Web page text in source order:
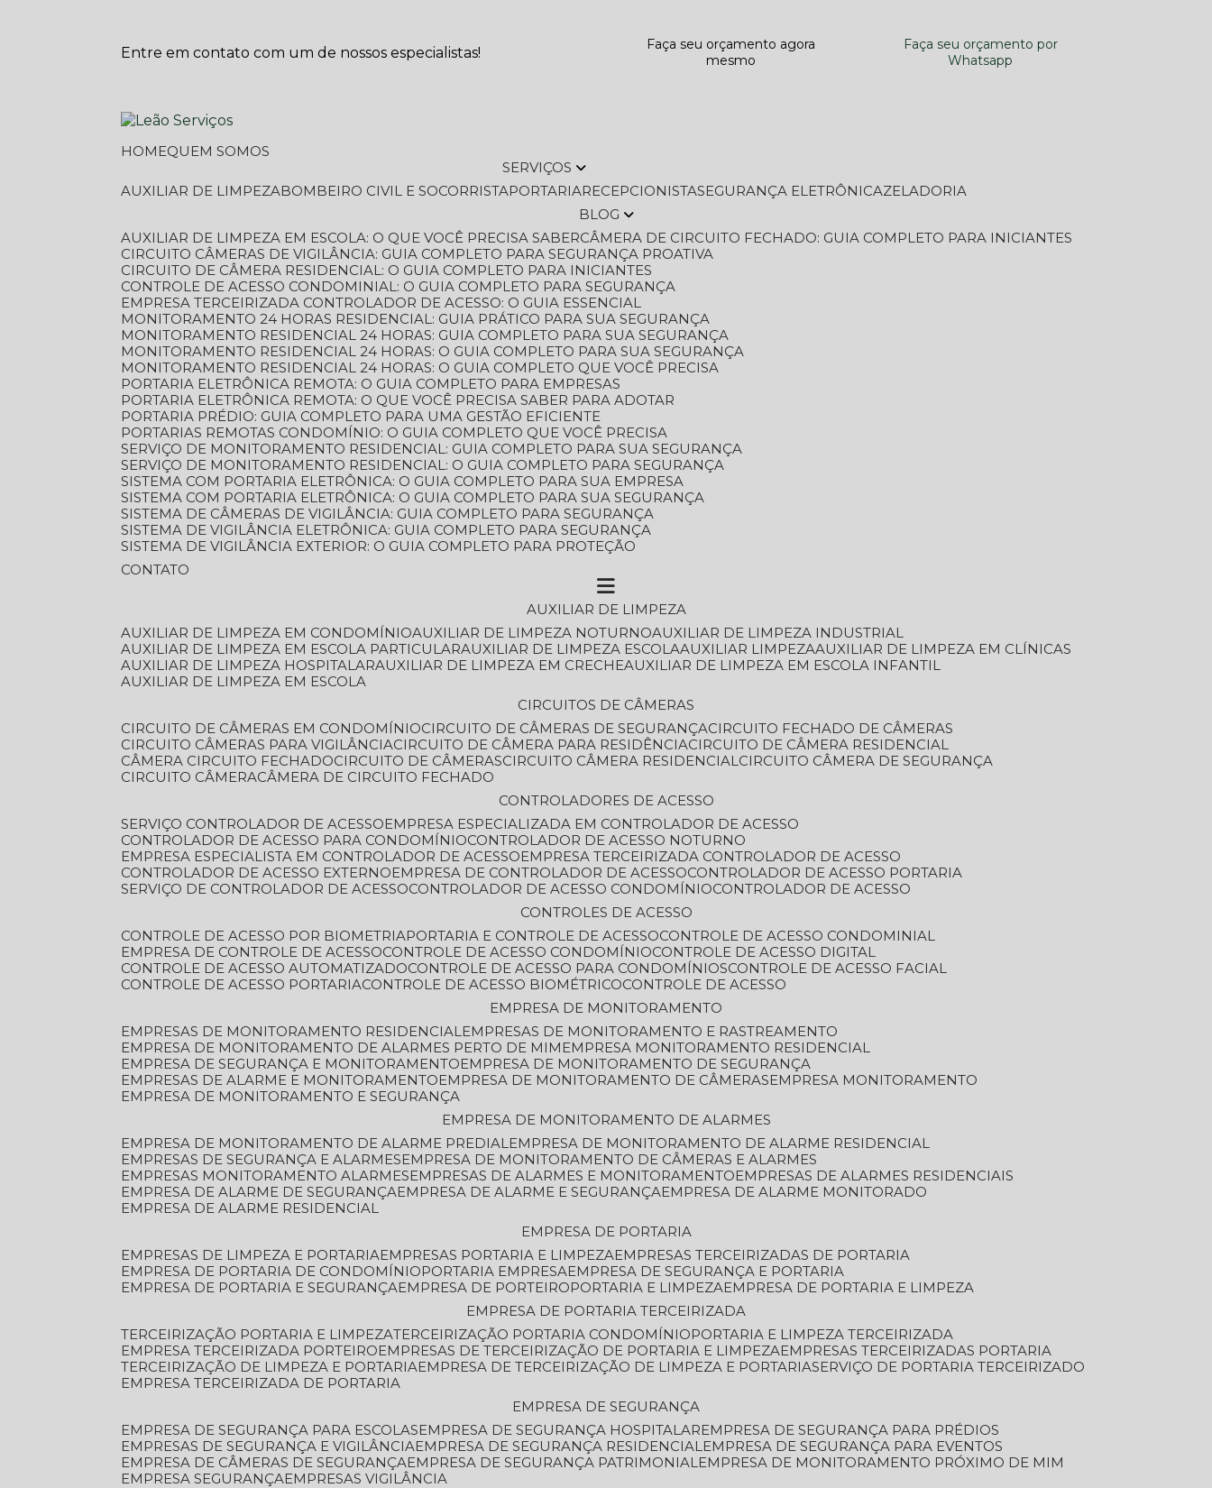
Entre em contato com um de nossos especialistas!
Faça seu orçamento agora
mesmo
Faça seu orçamento por
Whatsapp
HOME
QUEM SOMOS
SERVIÇOS
AUXILIAR DE LIMPEZA
BOMBEIRO CIVIL E SOCORRISTA PORTARIA RECEPCIONISTA SEGURANÇA ELETRÔNICA
ZELADORIA
BLOG
AUXILIAR DE LIMPEZA EM ESCOLA: O QUE VOCÊ PRECISA SABER
CÂMERA DE CIRCUITO FECHADO: GUIA COMPLETO PARA INICIANTES
CIRCUITO CÂMERAS DE VIGILÂNCIA: GUIA COMPLETO PARA SEGURANÇA PROATIVA
CIRCUITO DE CÂMERA RESIDENCIAL: O GUIA COMPLETO PARA INICIANTES
CONTROLE DE ACESSO CONDOMINIAL: O GUIA COMPLETO PARA SEGURANÇA
EMPRESA TERCEIRIZADA CONTROLADOR DE ACESSO: O GUIA ESSENCIAL
MONITORAMENTO 24 HORAS RESIDENCIAL: GUIA PRÁTICO PARA SUA SEGURANÇA
MONITORAMENTO RESIDENCIAL 24 HORAS: GUIA COMPLETO PARA SUA SEGURANÇA
MONITORAMENTO RESIDENCIAL 24 HORAS: O GUIA COMPLETO PARA SUA SEGURANÇA
MONITORAMENTO RESIDENCIAL 24 HORAS: O GUIA COMPLETO QUE VOCÊ PRECISA
PORTARIA ELETRÔNICA REMOTA: O GUIA COMPLETO PARA EMPRESAS
PORTARIA ELETRÔNICA REMOTA: O QUE VOCÊ PRECISA SABER PARA ADOTAR
PORTARIA PRÉDIO: GUIA COMPLETO PARA UMA GESTÃO EFICIENTE
PORTARIAS REMOTAS CONDOMÍNIO: O GUIA COMPLETO QUE VOCÊ PRECISA
SERVIÇO DE MONITORAMENTO RESIDENCIAL: GUIA COMPLETO PARA SUA SEGURANÇA
SERVIÇO DE MONITORAMENTO RESIDENCIAL: O GUIA COMPLETO PARA SEGURANÇA
SISTEMA COM PORTARIA ELETRÔNICA: O GUIA COMPLETO PARA SUA EMPRESA
SISTEMA COM PORTARIA ELETRÔNICA: O GUIA COMPLETO PARA SUA SEGURANÇA
SISTEMA DE CÂMERAS DE VIGILÂNCIA: GUIA COMPLETO PARA SEGURANÇA
SISTEMA DE VIGILÂNCIA ELETRÔNICA: GUIA COMPLETO PARA SEGURANÇA
SISTEMA DE VIGILÂNCIA EXTERIOR: O GUIA COMPLETO PARA PROTEÇÃO
CONTATO
AUXILIAR DE LIMPEZA
AUXILIAR DE LIMPEZA EM CONDOMÍNIO
AUXILIAR DE LIMPEZA NOTURNO
AUXILIAR DE LIMPEZA INDUSTRIAL
AUXILIAR DE LIMPEZA EM ESCOLA PARTICULAR
AUXILIAR DE LIMPEZA ESCOLA AUXILIAR LIMPEZA
AUXILIAR DE LIMPEZA EM CLÍNICAS
AUXILIAR DE LIMPEZA HOSPITALAR
AUXILIAR DE LIMPEZA EM CRECHE
AUXILIAR DE LIMPEZA EM ESCOLA INFANTIL
AUXILIAR DE LIMPEZA EM ESCOLA
CIRCUITOS DE CÂMERAS
CIRCUITO DE CÂMERAS EM CONDOMÍNIO
CIRCUITO DE CÂMERAS DE SEGURANÇA
CIRCUITO FECHADO DE CÂMERAS
CIRCUITO CÂMERAS PARA VIGILÂNCIA
CIRCUITO DE CÂMERA PARA RESIDÊNCIA
CIRCUITO DE CÂMERA RESIDENCIAL
CÂMERA CIRCUITO FECHADO
CIRCUITO DE CÂMERAS CIRCUITO CÂMERA RESIDENCIAL
CIRCUITO CÂMERA DE SEGURANÇA
CIRCUITO CÂMERA
CÂMERA DE CIRCUITO FECHADO
CONTROLADORES DE ACESSO
SERVIÇO CONTROLADOR DE ACESSO
EMPRESA ESPECIALIZADA EM CONTROLADOR DE ACESSO
CONTROLADOR DE ACESSO PARA CONDOMÍNIO
CONTROLADOR DE ACESSO NOTURNO
EMPRESA ESPECIALISTA EM CONTROLADOR DE ACESSO
EMPRESA TERCEIRIZADA CONTROLADOR DE ACESSO
CONTROLADOR DE ACESSO EXTERNO
EMPRESA DE CONTROLADOR DE ACESSO
CONTROLADOR DE ACESSO PORTARIA
SERVIÇO DE CONTROLADOR DE ACESSO
CONTROLADOR DE ACESSO CONDOMÍNIO
CONTROLADOR DE ACESSO
CONTROLES DE ACESSO
CONTROLE DE ACESSO POR BIOMETRIA
PORTARIA E CONTROLE DE ACESSO
CONTROLE DE ACESSO CONDOMINIAL
EMPRESA DE CONTROLE DE ACESSO
CONTROLE DE ACESSO CONDOMÍNIO
CONTROLE DE ACESSO DIGITAL
CONTROLE DE ACESSO AUTOMATIZADO
CONTROLE DE ACESSO PARA CONDOMÍNIOS
CONTROLE DE ACESSO FACIAL
CONTROLE DE ACESSO PORTARIA CONTROLE DE ACESSO BIOMÉTRICO
CONTROLE DE ACESSO
EMPRESA DE MONITORAMENTO
EMPRESAS DE MONITORAMENTO RESIDENCIAL
EMPRESAS DE MONITORAMENTO E RASTREAMENTO
EMPRESA DE MONITORAMENTO DE ALARMES PERTO DE MIM
EMPRESA MONITORAMENTO RESIDENCIAL
EMPRESA DE SEGURANÇA E MONITORAMENTO
EMPRESA DE MONITORAMENTO DE SEGURANÇA
EMPRESAS DE ALARME E MONITORAMENTO
EMPRESA DE MONITORAMENTO DE CÂMERAS
EMPRESA MONITORAMENTO
EMPRESA DE MONITORAMENTO E SEGURANÇA
EMPRESA DE MONITORAMENTO DE ALARMES
EMPRESA DE MONITORAMENTO DE ALARME PREDIAL
EMPRESA DE MONITORAMENTO DE ALARME RESIDENCIAL
EMPRESAS DE SEGURANÇA E ALARMES
EMPRESA DE MONITORAMENTO DE CÂMERAS E ALARMES
EMPRESAS MONITORAMENTO ALARMES
EMPRESAS DE ALARMES E MONITORAMENTO
EMPRESAS DE ALARMES RESIDENCIAIS
EMPRESA DE ALARME DE SEGURANÇA
EMPRESA DE ALARME E SEGURANÇA
EMPRESA DE ALARME MONITORADO
EMPRESA DE ALARME RESIDENCIAL
EMPRESA DE PORTARIA
EMPRESAS DE LIMPEZA E PORTARIA
EMPRESAS PORTARIA E LIMPEZA
EMPRESAS TERCEIRIZADAS DE PORTARIA
EMPRESA DE PORTARIA DE CONDOMÍNIO
PORTARIA EMPRESA
EMPRESA DE SEGURANÇA E PORTARIA
EMPRESA DE PORTARIA E SEGURANÇA
EMPRESA DE PORTEIRO PORTARIA E LIMPEZA
EMPRESA DE PORTARIA E LIMPEZA
EMPRESA DE PORTARIA TERCEIRIZADA
TERCEIRIZAÇÃO PORTARIA E LIMPEZA TERCEIRIZAÇÃO PORTARIA CONDOMÍNIO
PORTARIA E LIMPEZA TERCEIRIZADA
EMPRESA TERCEIRIZADA PORTEIRO
EMPRESAS DE TERCEIRIZAÇÃO DE PORTARIA E LIMPEZA
EMPRESAS TERCEIRIZADAS PORTARIA
TERCEIRIZAÇÃO DE LIMPEZA E PORTARIA
EMPRESA DE TERCEIRIZAÇÃO DE LIMPEZA E PORTARIA SERVIÇO DE PORTARIA TERCEIRIZADO
EMPRESA TERCEIRIZADA DE PORTARIA
EMPRESA DE SEGURANÇA
EMPRESA DE SEGURANÇA PARA ESCOLAS
EMPRESA DE SEGURANÇA HOSPITALAR
EMPRESA DE SEGURANÇA PARA PRÉDIOS
EMPRESAS DE SEGURANÇA E VIGILÂNCIA
EMPRESA DE SEGURANÇA RESIDENCIAL
EMPRESA DE SEGURANÇA PARA EVENTOS
EMPRESA DE CÂMERAS DE SEGURANÇA
EMPRESA DE SEGURANÇA PATRIMONIAL
EMPRESA DE MONITORAMENTO PRÓXIMO DE MIM
EMPRESA SEGURANÇA
EMPRESAS VIGILÂNCIA